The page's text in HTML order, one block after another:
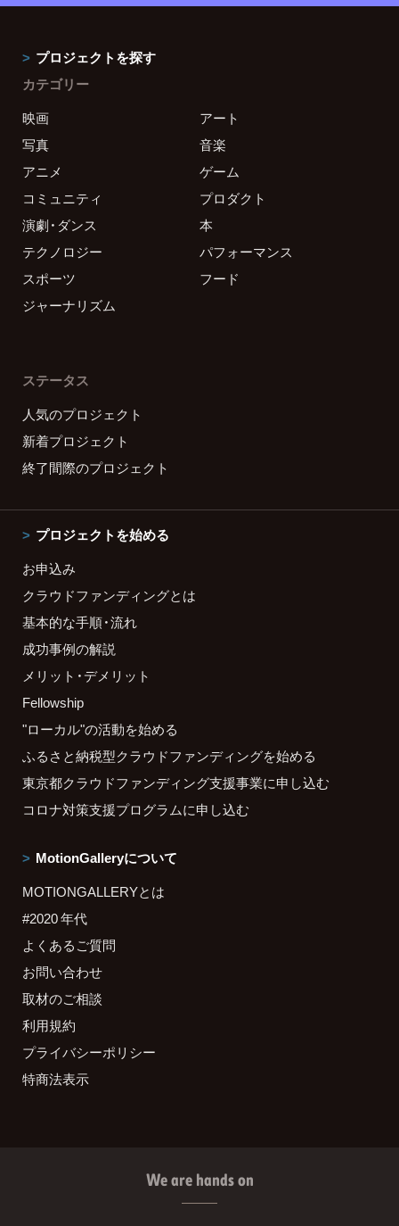
プロジェクトを探す
カテゴリー
映画
アート
写真
音楽
アニメ
ゲーム
コミュニティ
プロダクト
演劇・ダンス
本
テクノロジー
パフォーマンス
スポーツ
フード
ジャーナリズム
ステータス
人気のプロジェクト
新着プロジェクト
終了間際のプロジェクト
プロジェクトを始める
お申込み
クラウドファンディングとは
基本的な手順・流れ
成功事例の解説
メリット・デメリット
Fellowship
"ローカル"の活動を始める
ふるさと納税型クラウドファンディングを始める
東京都クラウドファンディング支援事業に申し込む
コロナ対策支援プログラムに申し込む
MotionGalleryについて
MOTIONGALLERYとは
#2020 年代
よくあるご質問
お問い合わせ
取材のご相談
利用規約
プライバシーポリシー
特商法表示
We are hands on